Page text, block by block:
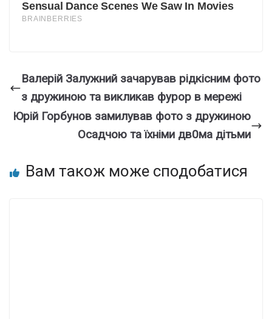
Валерій Залужний зачарував рідкісним фото
з дружиною та викликав фypор в мережі
Юрій Горбунов замилував фото з дружиною
Осадчою та їхніми дв0ма дітьми
Вам також може сподобатися